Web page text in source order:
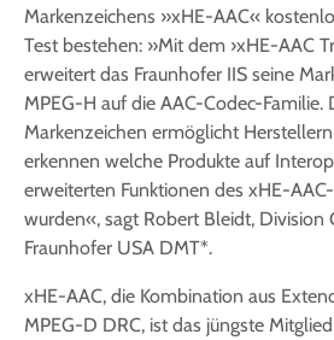
Markenzeichens »xHE-AAC«
Test bestehen: »Mit dem ›xHE-AAC
erweitert das Fraunhofer IIS seine
MPEG-H auf die AAC-Codec-Familie.
Markenzeichen ermöglicht
erkennen welche Produkte auf
erweiterten Funktionen des xHE-
wurden«, sagt Robert Bleidt, Division
Fraunhofer USA DMT*.
xHE-AAC, die Kombination aus
MPEG-D DRC, ist das jüngste